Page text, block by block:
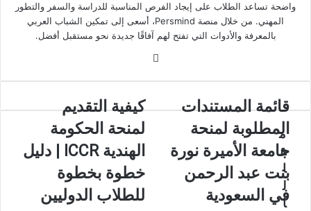
واضحة تساعد الطلاب على إيجاد الفرص المناسبة للدراسة والسفر والتطور
المهني. من خلال منصة Persmind، أسعى إلى تمكين الشباب العربي
بالمعرفة والأدوات التي تفتح لهم آفاقًا جديدة نحو مستقبل أفضل.
كيفية
التقديم
لمنحة
الحكومة
الهندية
ICCR
|
دليل
كيفية التقديم
لمنحة الحكومة
الهندية ICCR | دليل
خطوة بخطوة
للطلاب الدوليين
قائمة
المطلوبة
لمنحة
جامعة
الأميرة
نورة
بنت
قائمة المستندات
المطلوبة لمنحة
جامعة الأميرة نورة
بنت عبد الرحمن
في السعودية
م
ق
ا
ل
ا